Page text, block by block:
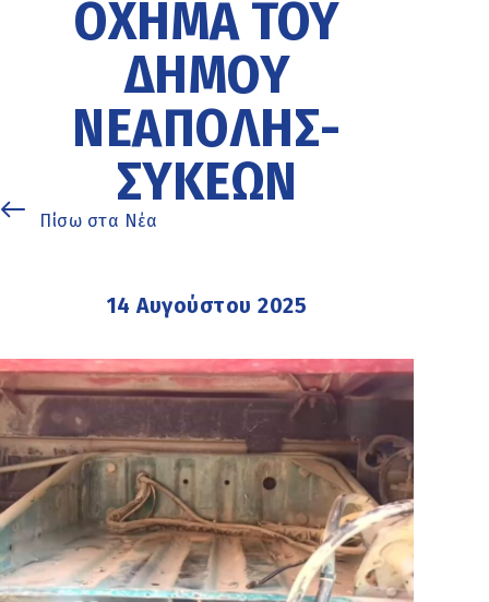
ΌΧΗΜΑ ΤΟΥ
ΔΉΜΟΥ
ΝΕΆΠΟΛΗΣ-
ΣΥΚΕΏΝ
Πίσω στα Νέα
14 Αυγούστου 2025